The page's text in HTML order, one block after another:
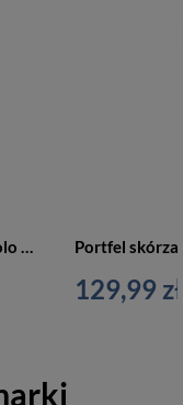
Portfel skórzany męski Beverly Hills Polo BH-274 AN pionowy duży zielony
129,99 zł